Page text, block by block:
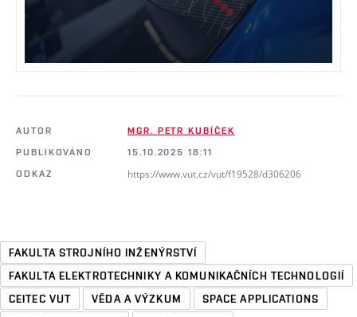
AUTOR
MGR. PETR KUBÍČEK
PUBLIKOVÁNO
15.10.2025 18:11
ODKAZ
https://www.vut.cz/vut/f19528/d306206
FAKULTA STROJNÍHO INŽENÝRSTVÍ
FAKULTA ELEKTROTECHNIKY A KOMUNIKAČNÍCH TECHNOLOGIÍ
CEITEC VUT
VĚDA A VÝZKUM
SPACE APPLICATIONS